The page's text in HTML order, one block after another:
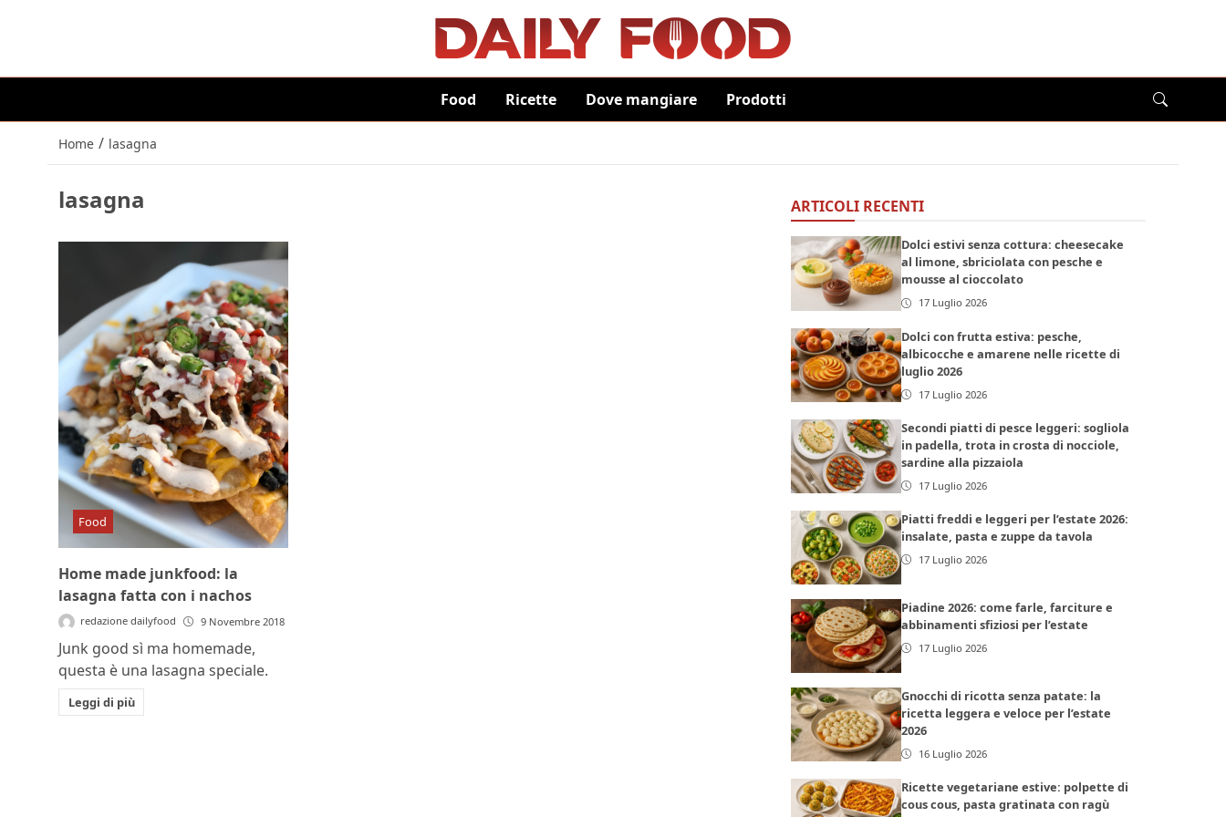
Food Ricette Dove mangiare Prodotti
Home / lasagna
lasagna
Food
Home made junkfood: la
lasagna fatta con i nachos
redazione dailyfood 9 Novembre 2018
Junk good sì ma homemade,
questa è una lasagna speciale.
Leggi di più
ARTICOLI RECENTI
Dolci estivi senza cottura: cheesecake
al limone, sbriciolata con pesche e
mousse al cioccolato
17 Luglio 2026
Dolci con frutta estiva: pesche,
albicocche e amarene nelle ricette di
luglio 2026
17 Luglio 2026
Secondi piatti di pesce leggeri: sogliola
in padella, trota in crosta di nocciole,
sardine alla pizzaiola
17 Luglio 2026
Piatti freddi e leggeri per l’estate 2026:
insalate, pasta e zuppe da tavola
17 Luglio 2026
Piadine 2026: come farle, farciture e
abbinamenti sfiziosi per l’estate
17 Luglio 2026
Gnocchi di ricotta senza patate: la
ricetta leggera e veloce per l’estate
2026
16 Luglio 2026
Ricette vegetariane estive: polpette di
cous cous, pasta gratinata con ragù